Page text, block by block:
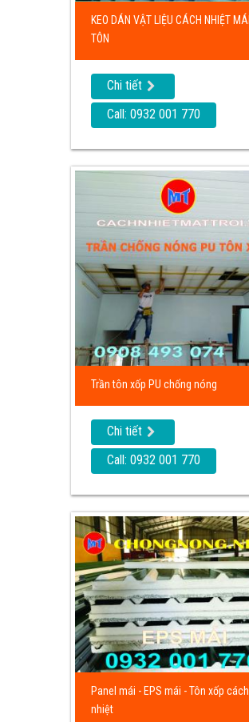
KEO DÁN VẬT LIỆU CÁCH NHIỆT MÁI
TÔN
Chi tiết
Call: 0932 001 770
Trần tôn xốp PU chống nóng
Chi tiết
Call: 0932 001 770
Panel mái - EPS mái - Tôn xốp cách
nhiệt